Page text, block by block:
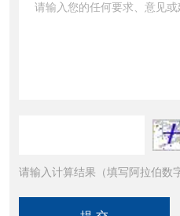
请输入计算结果（填写阿拉伯数